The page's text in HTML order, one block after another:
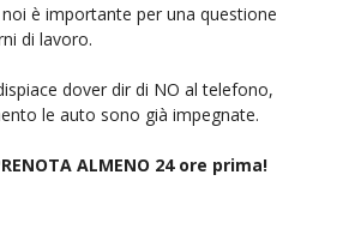
è importante per una questione
di lavoro.
dover dir di NO al telefono,
le auto sono già impegnate.
ALMENO 24 ore prima!